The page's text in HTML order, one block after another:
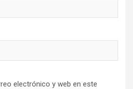
electrónico y web en este